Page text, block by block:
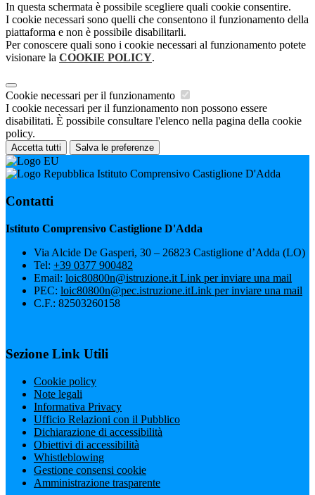
In questa schermata è possibile scegliere quali cookie consentire.
I cookie necessari sono quelli che consentono il funzionamento della
piattaforma e non è possibile disabilitarli.
Per conoscere quali sono i cookie necessari al funzionamento potete
visionare la COOKIE POLICY.
Cookie necessari per il funzionamento
I cookie necessari per il funzionamento non possono essere
disabilitati. È possibile consultare l'elenco nella pagina della cookie
policy.
Accetta tutti Salva le preferenze
Istituto Comprensivo Castiglione D'Adda
Contatti
Istituto Comprensivo Castiglione D'Adda
Via Alcide De Gasperi, 30 – 26823 Castiglione d’Adda (LO)
Tel: +39 0377 900482
Email: loic80800n@istruzione.it Link per inviare una mail
PEC: loic80800n@pec.istruzione.itLink per inviare una mail
C.F.: 82503260158
Sezione Link Utili
Cookie policy
Note legali
Informativa Privacy
Ufficio Relazioni con il Pubblico
Dichiarazione di accessibilità
Obiettivi di accessibilità
Whistleblowing
Gestione consensi cookie
Amministrazione trasparente